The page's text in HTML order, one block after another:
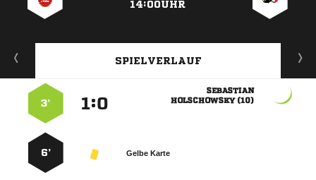
14:00UHR
SPIELVERLAUF

 
:
3’
Gelbe Karte
6’